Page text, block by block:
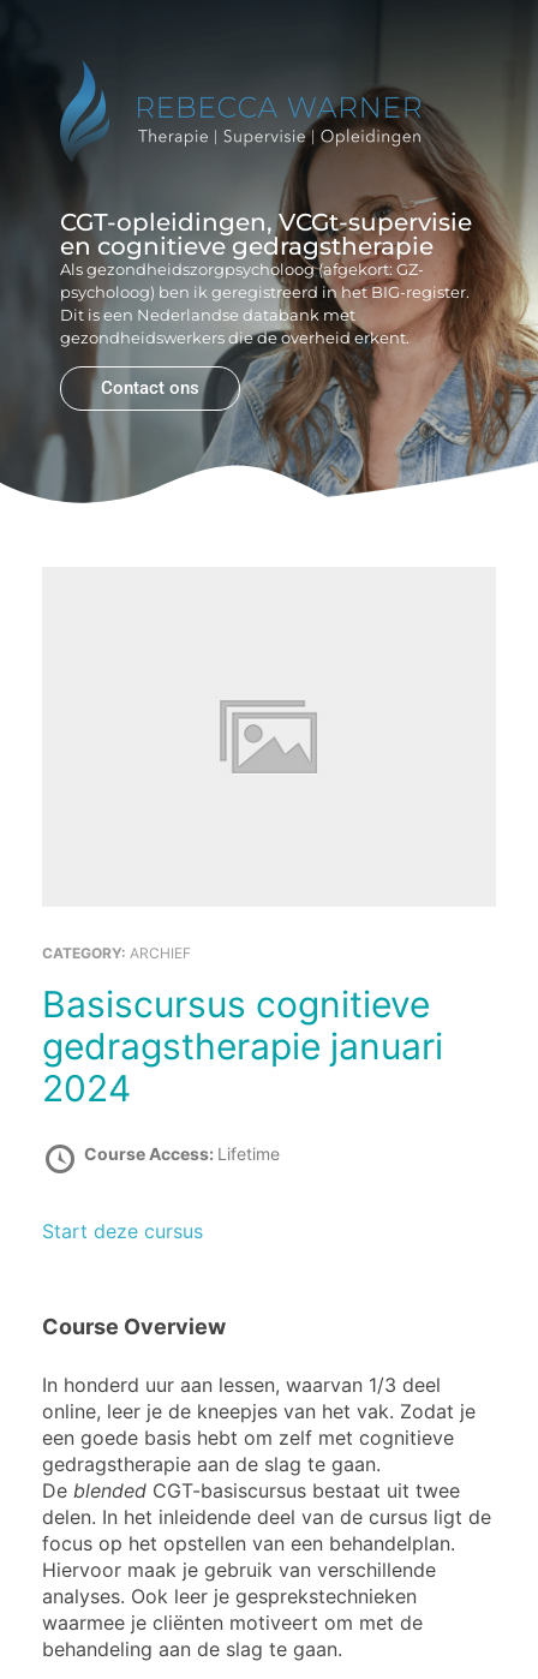
CGT-opleidingen, VCGt-supervisie
en cognitieve gedragstherapie
Als gezondheidszorgpsycholoog (afgekort: GZ-
psycholoog) ben ik geregistreerd in het BIG-register.
Dit is een Nederlandse databank met
gezondheidswerkers die de overheid erkent.
Contact ons
CATEGORY: ARCHIEF
Basiscursus cognitieve
gedragstherapie januari
2024
Course Access: Lifetime
Start deze cursus
Course Overview
In honderd uur aan lessen, waarvan 1/3 deel
online, leer je de kneepjes van het vak. Zodat je
een goede basis hebt om zelf met cognitieve
gedragstherapie aan de slag te gaan.
De blended CGT-basiscursus bestaat uit twee
delen. In het inleidende deel van de cursus ligt de
focus op het opstellen van een behandelplan.
Hiervoor maak je gebruik van verschillende
analyses. Ook leer je gesprekstechnieken
waarmee je cliënten motiveert om met de
behandeling aan de slag te gaan.